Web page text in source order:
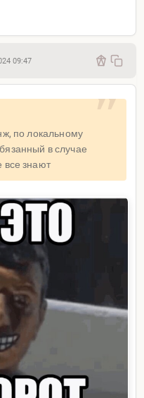
09:47
по локальному
в случае
все знают